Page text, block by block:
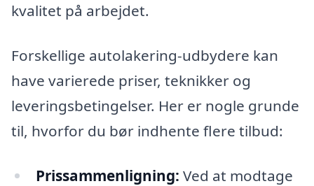
kvalitet på arbejdet.
Forskellige autolakering-udbydere kan
have varierede priser, teknikker og
leveringsbetingelser. Her er nogle grunde
til, hvorfor du bør indhente flere tilbud:
Prissammenligning: Ved at modtage